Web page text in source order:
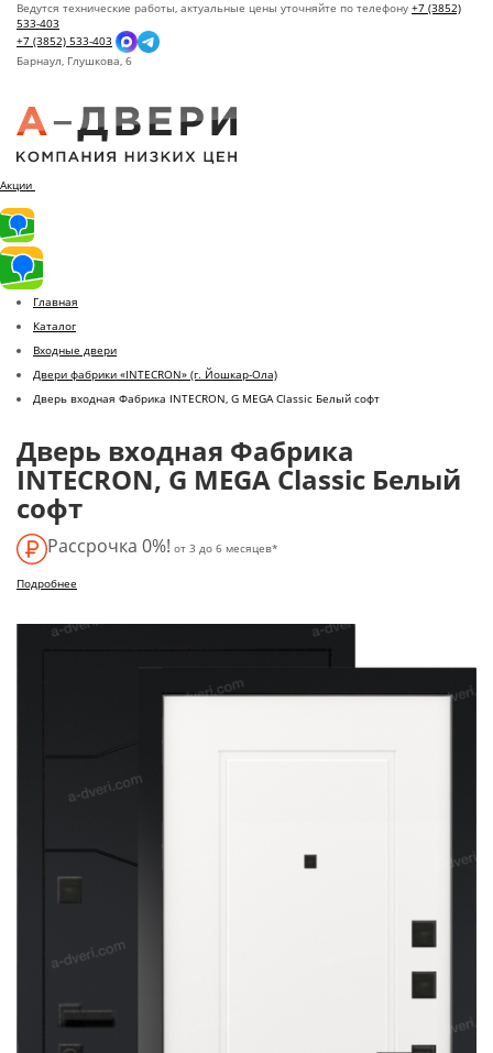
Ведутся технические работы, актуальные цены уточняйте по телефону +7 (3852)
533-403
+7 (3852) 533-403
Барнаул, Глушкова, 6
Акции
Главная
Каталог
Входные двери
Двери фабрики «INTECRON» (г. Йошкар-Ола)
Дверь входная Фабрика INTECRON, G MEGA Classic Белый софт
Дверь входная Фабрика
INTECRON, G MEGA Classic Белый
софт
Рассрочка 0%! от 3 до 6 месяцев*
Подробнее